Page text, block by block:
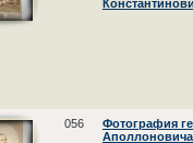
056
Фотография
Аполлоновича